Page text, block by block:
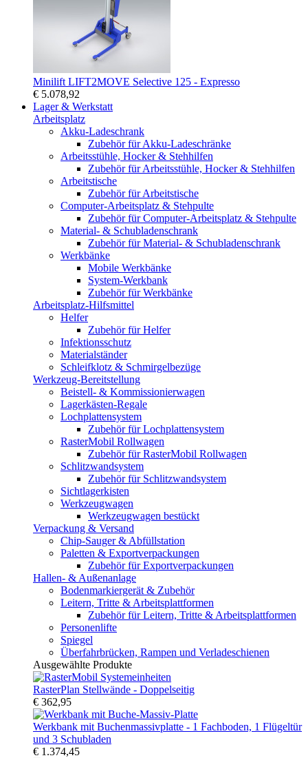
Minilift LIFT2MOVE Selective 125 - Expresso
€ 5.078,92
Lager & Werkstatt
Arbeitsplatz
Akku-Ladeschrank
Zubehör für Akku-Ladeschränke
Arbeitsstühle, Hocker & Stehhilfen
Zubehör für Arbeitsstühle, Hocker & Stehhilfen
Arbeitstische
Zubehör für Arbeitstische
Computer-Arbeitsplatz & Stehpulte
Zubehör für Computer-Arbeitsplatz & Stehpulte
Material- & Schubladenschrank
Zubehör für Material- & Schubladenschrank
Werkbänke
Mobile Werkbänke
System-Werkbank
Zubehör für Werkbänke
Arbeitsplatz-Hilfsmittel
Helfer
Zubehör für Helfer
Infektionsschutz
Materialständer
Schleifklotz & Schmirgelbezüge
Werkzeug-Bereitstellung
Beistell- & Kommissionierwagen
Lagerkästen-Regale
Lochplattensystem
Zubehör für Lochplattensystem
RasterMobil Rollwagen
Zubehör für RasterMobil Rollwagen
Schlitzwandsystem
Zubehör für Schlitzwandsystem
Sichtlagerkisten
Werkzeugwagen
Werkzeugwagen bestückt
Verpackung & Versand
Chip-Sauger & Abfüllstation
Paletten & Exportverpackungen
Zubehör für Exportverpackungen
Hallen- & Außenanlage
Bodenmarkiergerät & Zubehör
Leitern, Tritte & Arbeitsplattformen
Zubehör für Leitern, Tritte & Arbeitsplattformen
Personenlifte
Spiegel
Überfahrbrücken, Rampen und Verladeschienen
Ausgewählte Produkte
RasterPlan Stellwände - Doppelseitig
€ 362,95
Werkbank mit Buchenmassivplatte - 1 Fachboden, 1 Flügeltür
und 3 Schubladen
€ 1.374,45